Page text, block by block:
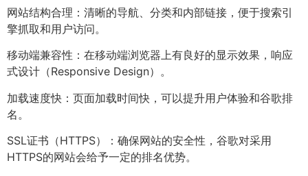
网站结构合理：清晰的导航、分类和内部链接，便于搜索引
擎抓取和用户访问。
移动端兼容性：在移动端浏览器上有良好的显示效果，响应
式设计（Responsive Design）。
加载速度快：页面加载时间快，可以提升用户体验和谷歌排
名。
SSL证书（HTTPS）：确保网站的安全性，谷歌对采用
HTTPS的网站会给予一定的排名优势。